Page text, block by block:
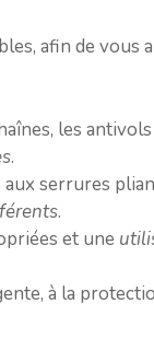
afin de vous
les
.
serrures
.
et une
à la